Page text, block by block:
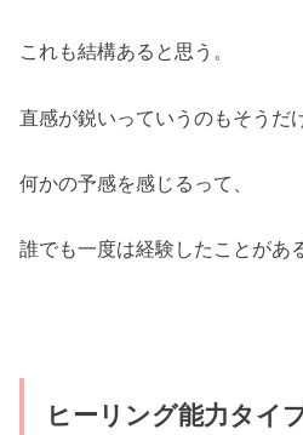
これも結構あると思う。
直感が鋭いっていうのもそうだ
何かの予感を感じるって、
誰でも一度は経験したことがあ
ヒーリング能力タイ